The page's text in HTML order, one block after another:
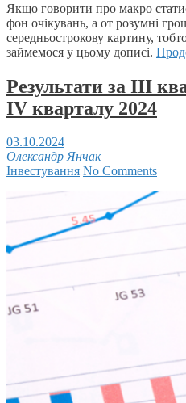
Якщо говорити про макро
фон очікувань, а от розумні
середньострокову картину,
займемося у цьому дописі.
Результати за ІІІ
IV кварталу 2024
03.10.2024
Олександр Янчак
Інвестування No Comments